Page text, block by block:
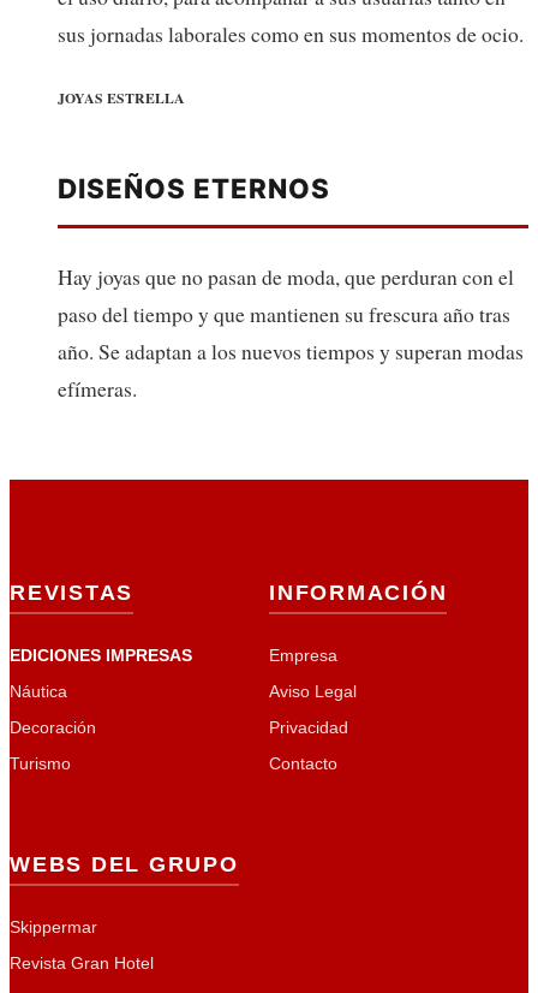
sus jornadas laborales como en sus momentos de ocio.
JOYAS ESTRELLA
DISEÑOS ETERNOS
Hay joyas que no pasan de moda, que perduran con el
paso del tiempo y que mantienen su frescura año tras
año. Se adaptan a los nuevos tiempos y superan modas
efímeras.
REVISTAS
EDICIONES IMPRESAS
Náutica
Decoración
Turismo
INFORMACIÓN
Empresa
Aviso Legal
Privacidad
Contacto
WEBS DEL GRUPO
Skippermar
Revista Gran Hotel